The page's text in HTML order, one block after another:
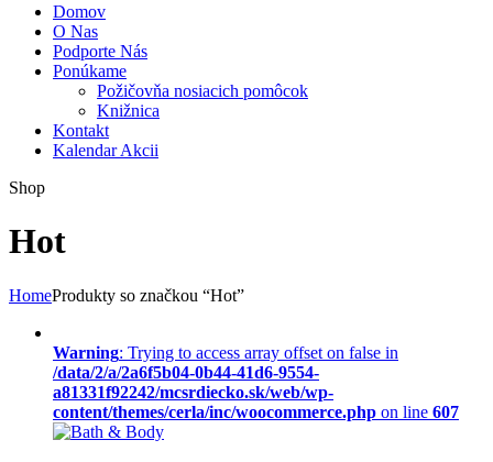
Domov
O Nas
Podporte Nás
Ponúkame
Požičovňa nosiacich pomôcok
Knižnica
Kontakt
Kalendar Akcii
Shop
Hot
HomeProdukty so značkou “Hot”
Warning: Trying to access array offset on false in
/data/2/a/2a6f5b04-0b44-41d6-9554-
a81331f92242/mcsrdiecko.sk/web/wp-
content/themes/cerla/inc/woocommerce.php on line 607